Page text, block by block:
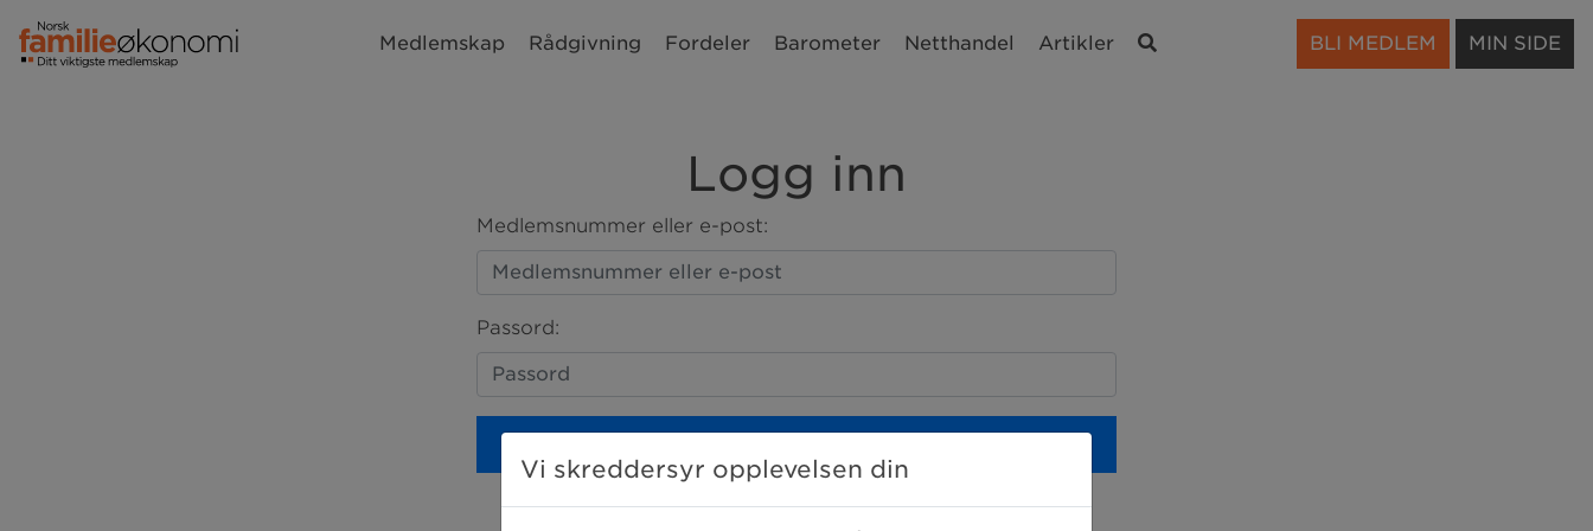
Medlemskap Rådgivning Fordeler Barometer Netthandel Artikler Søk BLI MEDLEM MIN SIDE
Logg inn
Medlemsnummer eller e-post:
Passord:
Vi skreddersyr opplevelsen din